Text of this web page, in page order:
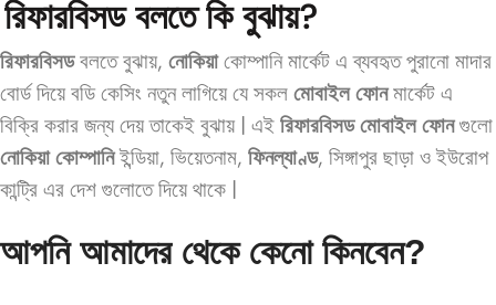
রিফারবিসড বলতে কি বুঝায়?
রিফারবিসডবলতে বুঝায়, নোকিয়াকোম্পানি মার্কেট এ ব্যবহৃত পুরানো মাদার
বোর্ড দিয়ে বডি কেসিং নতুন লাগিয়ে যে সকল মোবাইল ফোনমার্কেট এ
বিক্রি করার জন্য দেয়তাকেই বুঝায় | এই রিফারবিসড মোবাইল ফোনগুলো
নোকিয়া কোম্পানিইন্ডিয়া, ভিয়েতনাম, ফিনল্যাণ্ড, সিঙ্গাপুর ছাড়া ও ইউরোপ
কান্ট্রি এর দেশ গুলোতে দিয়ে থাকে |
আপনি আমাদের থেকে কেনো কিনবেন?